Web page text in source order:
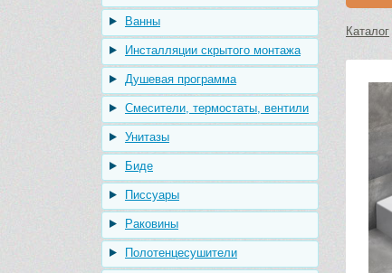
Ванны
Инсталляции скрытого монтажа
Душевая программа
Смесители, термостаты, вентили
Унитазы
Биде
Писсуары
Раковины
Полотенцесушители
Каталог